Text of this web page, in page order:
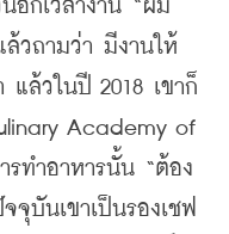
อกเวลางาน “ผม
ล้วถามว่า มีงานให้
แล้วในปี 2018 เขาก็
Academy of
รทำอาหารนั้น “ต้อง
บันเขาเป็นรองเชฟ